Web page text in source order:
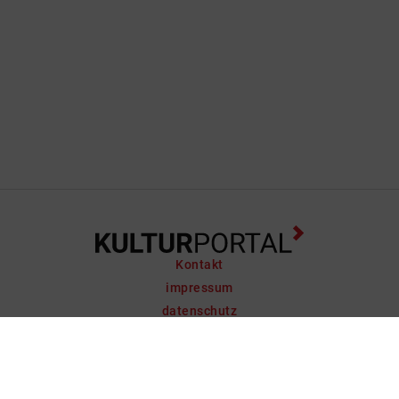
Kontakt
impressum
datenschutz